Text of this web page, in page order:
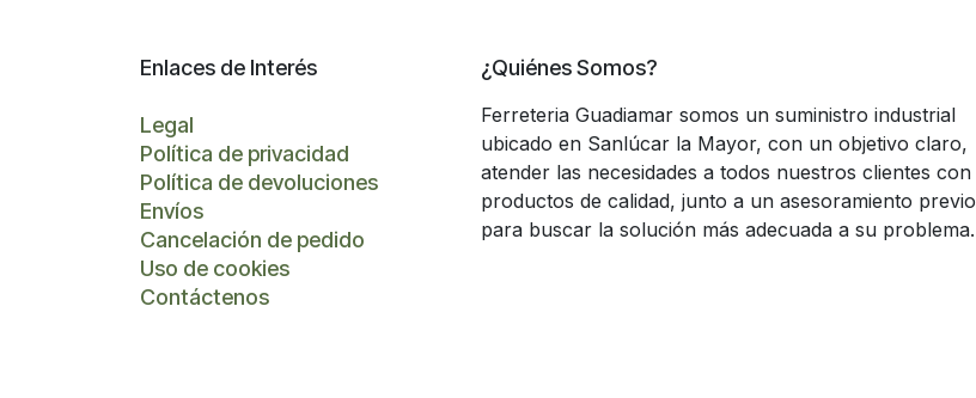
Enlaces de Interés
Legal
Política de privacidad
Política de devoluciones
Envíos
Cancelación de pedido
Uso de cookies
Contáctenos
¿Quiénes Somos?
Ferreteria Guadiamar somos un suministro industrial
ubicado en Sanlúcar la Mayor, con un objetivo claro,
atender las necesidades a todos nuestros clientes con
productos de calidad, junto a un asesoramiento previo
para buscar la solución más adecuada a su problema.